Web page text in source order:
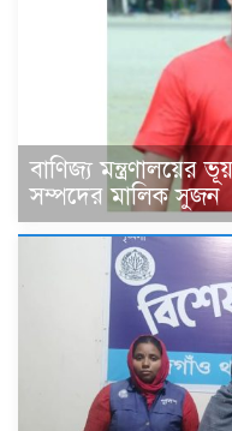
বাণিজ্য মন্ত্রণালয়ের
সম্পদের মালিক সুজন